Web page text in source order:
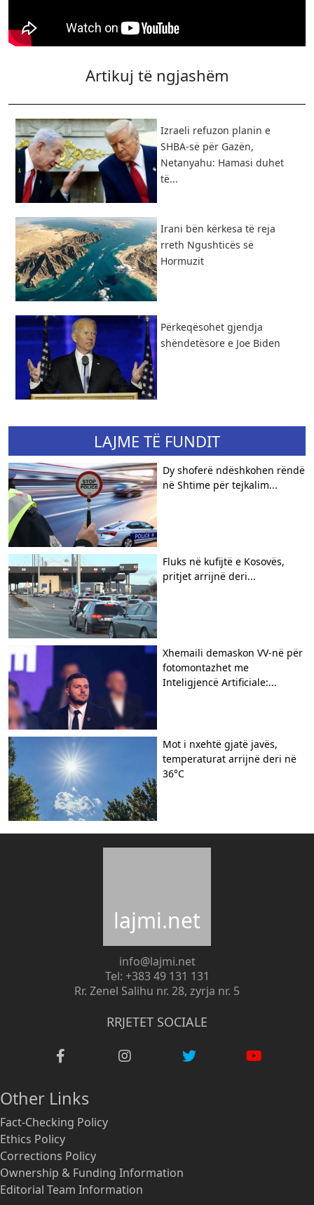
Artikuj të ngjashëm
Izraeli refuzon planin e
SHBA-së për Gazën,
Netanyahu: Hamasi duhet
të...
​Irani bën kërkesa të reja
rreth Ngushticës së
Hormuzit
Përkeqësohet gjendja
shëndetësore e Joe Biden
LAJME TË FUNDIT
Dy shoferë ndëshkohen rëndë
në Shtime për tejkalim...
Fluks në kufijtë e Kosovës,
pritjet arrijnë deri...
Xhemaili demaskon VV-në për
fotomontazhet me
Inteligjencë Artificiale:...
Mot i nxehtë gjatë javës,
temperaturat arrijnë deri në
36°C
lajmi.net
info@lajmi.net
Tel: +383 49 131 131
Rr. Zenel Salihu nr. 28, zyrja nr. 5
RRJETET SOCIALE
Other Links
Fact-Checking Policy
Ethics Policy
Corrections Policy
Ownership & Funding Information
Editorial Team Information